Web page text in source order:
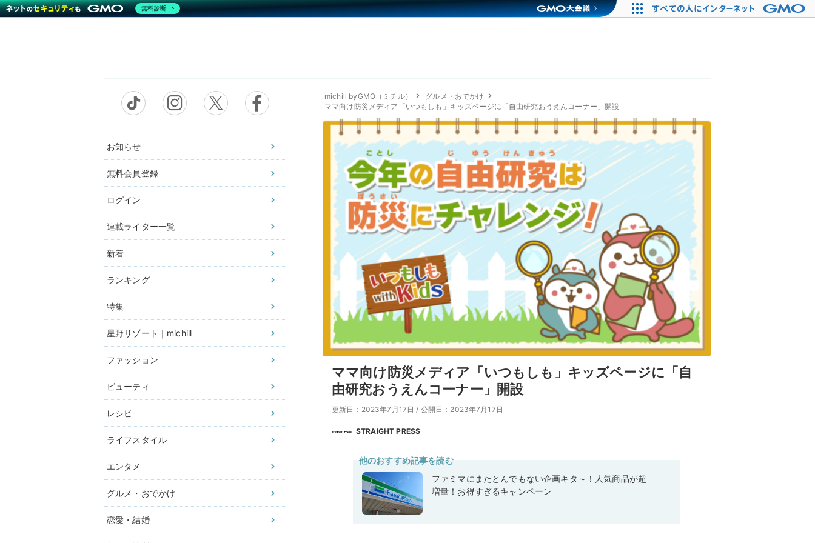
お知らせ
無料会員登録
ログイン
連載ライター一覧
新着
ランキング
特集
星野リゾート｜michill
ファッション
ビューティ
レシピ
ライフスタイル
エンタメ
グルメ・おでかけ
恋愛・結婚
michill byGMO（ミチル）
グルメ・おでかけ
ママ向け防災メディア「いつもしも」キッズページに「自由研究おうえんコーナー」開設
ママ向け防災メディア「いつもしも」キッズページに「自
由研究おうえんコーナー」開設
更新日：2023年7月17日 / 公開日：2023年7月17日
STRAIGHT PRESS
他のおすすめ記事を読む
ファミマにまたとんでもない企画キタ～！人気商品が超
増量！お得すぎるキャンペーン
無料診断